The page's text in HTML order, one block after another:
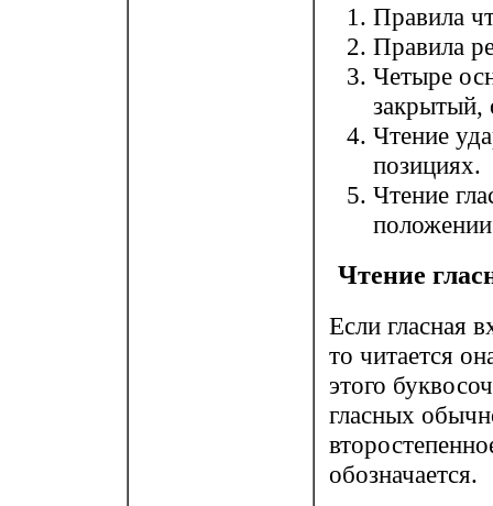
Правила
Правила
Четыре
закрытый,
Чтение
позициях.
Чтение
Чтение
Если гласная
то читается
этого
гласных
обозначается.